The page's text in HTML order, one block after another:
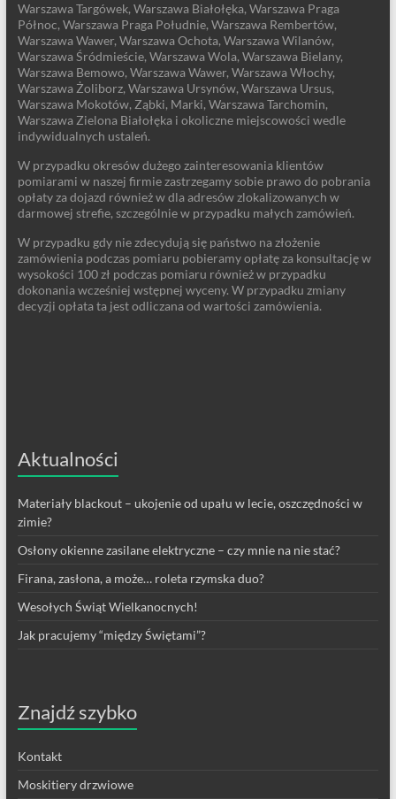
Warszawa Targówek, Warszawa Białołęka, Warszawa Praga
Północ, Warszawa Praga Południe, Warszawa Rembertów,
Warszawa Wawer, Warszawa Ochota, Warszawa Wilanów,
Warszawa Śródmieście, Warszawa Wola, Warszawa Bielany,
Warszawa Bemowo, Warszawa Wawer, Warszawa Włochy,
Warszawa Żoliborz, Warszawa Ursynów, Warszawa Ursus,
Warszawa Mokotów, Ząbki, Marki, Warszawa Tarchomin,
Warszawa Zielona Białołęka i okoliczne miejscowości wedle
indywidualnych ustaleń.
W przypadku okresów dużego zainteresowania klientów
pomiarami w naszej firmie zastrzegamy sobie prawo do pobrania
opłaty za dojazd również w dla adresów zlokalizowanych w
darmowej strefie, szczególnie w przypadku małych zamówień.
W przypadku gdy nie zdecydują się państwo na złożenie
zamówienia podczas pomiaru pobieramy opłatę za konsultację w
wysokości 100 zł podczas pomiaru również w przypadku
dokonania wcześniej wstępnej wyceny. W przypadku zmiany
decyzji opłata ta jest odliczana od wartości zamówienia.
Aktualności
Materiały blackout – ukojenie od upału w lecie, oszczędności w
zimie?
Osłony okienne zasilane elektryczne – czy mnie na nie stać?
Firana, zasłona, a może… roleta rzymska duo?
Wesołych Świąt Wielkanocnych!
Jak pracujemy “między Świętami”?
Znajdź szybko
Kontakt
Moskitiery drzwiowe